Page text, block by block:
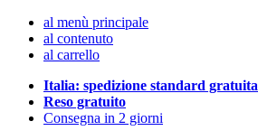
al menù principale
al contenuto
al carrello
Italia: spedizione standard gratuita
Reso gratuito
Consegna in 2 giorni